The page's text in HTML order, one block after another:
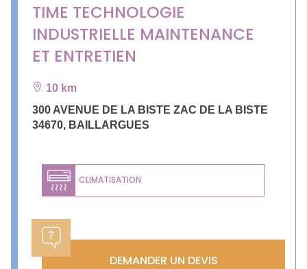
TIME TECHNOLOGIE
INDUSTRIELLE MAINTENANCE
ET ENTRETIEN
10 km
300 AVENUE DE LA BISTE ZAC DE LA BISTE
34670, BAILLARGUES
CLIMATISATION
DEMANDER UN DEVIS